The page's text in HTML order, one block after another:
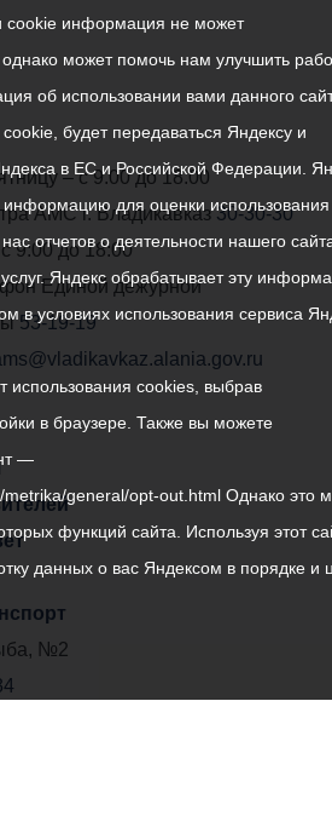
соответствуют
– с 9.00 до 18.00
АМС г. Владикавказ30-30-30
9:00 до 18:00
Единой дежурной
53-19-19
№2
информация не может
может помочь нам улучшить
об использовании вами данного
будет передаваться Яндексу и
в ЕС и Российской Федерации.
информацию для оценки
отчетов о деятельности нашего
Яндекс обрабатывает эту
в условиях использования сервиса
использования cookies, выбрав
в браузере. Также вы можете
—
general/opt-out.html Однако это
функций сайта. Используя этот
данных о вас Яндексом в порядке и